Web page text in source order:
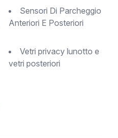
Sensori Di Parcheggio
Anteriori E Posteriori
Vetri privacy lunotto e
vetri posteriori